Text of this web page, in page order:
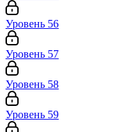
Уровень 56
Уровень 57
Уровень 58
Уровень 59